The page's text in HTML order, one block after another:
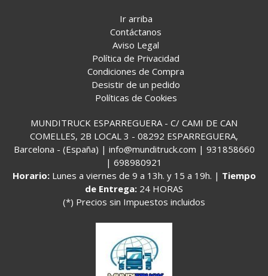
Ir arriba
Contáctanos
Aviso Legal
Política de Privacidad
Condiciones de Compra
Desistir de un pedido
Políticas de Cookies
MUNDITRUCK ESPARREGUERA - C/ CAMI DE CAN
COMELLES, 2B LOCAL 3 - 08292 ESPARREGUERA,
Barcelona - (España) | info@munditruck.com | 931858660
| 698980921
Horario: Lunes a viernes de 9 a 13h. y 15 a 19h. | Tiempo
de Entrega: 24 HORAS
(*) Precios sin Impuestos incluidos